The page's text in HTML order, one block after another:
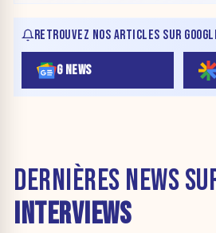
RETROUVEZ NOS ARTICLES SUR
G NEWS
DERNIÈRES NEWS
INTERVIEWS